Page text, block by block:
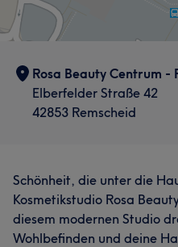
Rosa Beauty Centrum -
Elberfelder Straße 42
42853 Remscheid
Schönheit, die unter die
Kosmetikstudio Rosa
diesem modernen Studio
Wohlbefinden und deine